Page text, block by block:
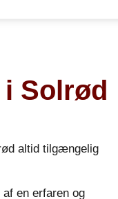
Solrød
altid tilgængelig
en erfaren og